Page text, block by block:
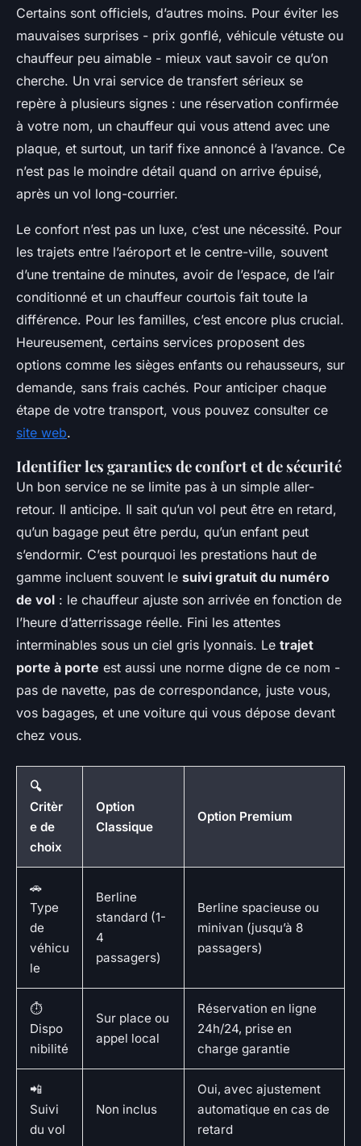
Certains sont officiels, d’autres moins. Pour éviter les
mauvaises surprises - prix gonflé, véhicule vétuste ou
chauffeur peu aimable - mieux vaut savoir ce qu’on
cherche. Un vrai service de transfert sérieux se
repère à plusieurs signes : une réservation confirmée
à votre nom, un chauffeur qui vous attend avec une
plaque, et surtout, un tarif fixe annoncé à l’avance. Ce
n’est pas le moindre détail quand on arrive épuisé,
après un vol long-courrier.
Le confort n’est pas un luxe, c’est une nécessité. Pour
les trajets entre l’aéroport et le centre-ville, souvent
d’une trentaine de minutes, avoir de l’espace, de l’air
conditionné et un chauffeur courtois fait toute la
différence. Pour les familles, c’est encore plus crucial.
Heureusement, certains services proposent des
options comme les sièges enfants ou rehausseurs, sur
demande, sans frais cachés. Pour anticiper chaque
étape de votre transport, vous pouvez consulter ce
site web.
Identifier les garanties de confort et de sécurité
Un bon service ne se limite pas à un simple aller-
retour. Il anticipe. Il sait qu’un vol peut être en retard,
qu’un bagage peut être perdu, qu’un enfant peut
s’endormir. C’est pourquoi les prestations haut de
gamme incluent souvent le suivi gratuit du numéro
de vol : le chauffeur ajuste son arrivée en fonction de
l’heure d’atterrissage réelle. Fini les attentes
interminables sous un ciel gris lyonnais. Le trajet
porte à porte est aussi une norme digne de ce nom -
pas de navette, pas de correspondance, juste vous,
vos bagages, et une voiture qui vous dépose devant
chez vous.
🔍
Critèr
e de
choix
Option
Classique
Option Premium
🚗
Type
de
véhicu
le
Berline
standard (1-
4
passagers)
Berline spacieuse ou
minivan (jusqu’à 8
passagers)
⏱️
Dispo
nibilité
Sur place ou
appel local
Réservation en ligne
24h/24, prise en
charge garantie
📲
Suivi
du vol
Non inclus
Oui, avec ajustement
automatique en cas de
retard